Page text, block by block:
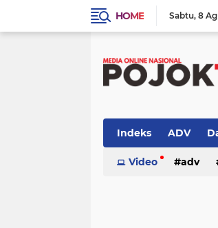
HOME Sabtu 8
Indeks ADV
Sidoarjo TNI -
Video adv